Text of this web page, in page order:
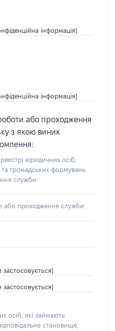
інформація]
інформація]
або проходження
з якою виник
юридичних осіб,
та громадських формувань
служби
або проходження служби:
застосовується]
застосовується]
осіб, які займають
становище,